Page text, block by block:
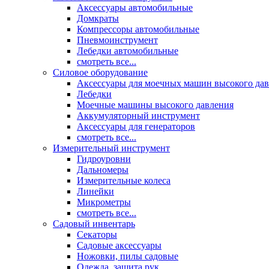
Аксессуары автомобильные
Домкраты
Компрессоры автомобильные
Пневмоинструмент
Лебедки автомобильные
смотреть все...
Силовое оборудование
Аксессуары для моечных машин высокого
Лебедки
Моечные машины высокого давления
Аккумуляторный инструмент
Аксессуары для генераторов
смотреть все...
Измерительный инструмент
Гидроуровни
Дальномеры
Измерительные колеса
Линейки
Микрометры
смотреть все...
Садовый инвентарь
Секаторы
Садовые аксессуары
Ножовки, пилы садовые
Одежда, защита рук